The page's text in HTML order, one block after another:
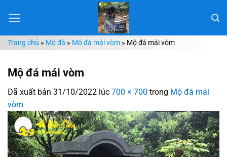
đến
dungTrang chủ » Mộ đá » Mộ đá mái vòm » Mộ đá mái vòm
Mộ đá mái vòm
Đã xuất bản 31/10/2022 lúc 700 × 700 trong Mộ đá mái
vòm